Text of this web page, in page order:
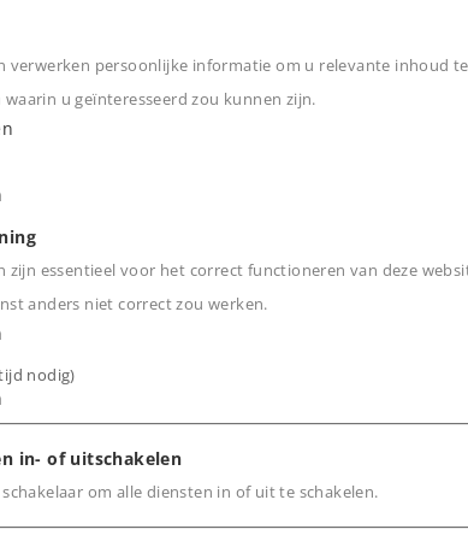
die digitaal
onafhankelijk digitaal
van korte
verwerken persoonlijke informatie om u relevante inhoud
u geïnteresseerd zou kunnen zijn.
zijn essentieel voor het correct functioneren van deze
anders niet correct zou werken.
nodig)
in- of uitschakelen
om alle diensten in of uit te schakelen.